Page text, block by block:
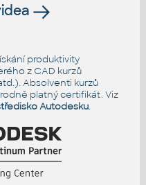
produktivity
z CAD kurzů
Absolventi kurzů
platný certifikát. Viz
Autodesku.